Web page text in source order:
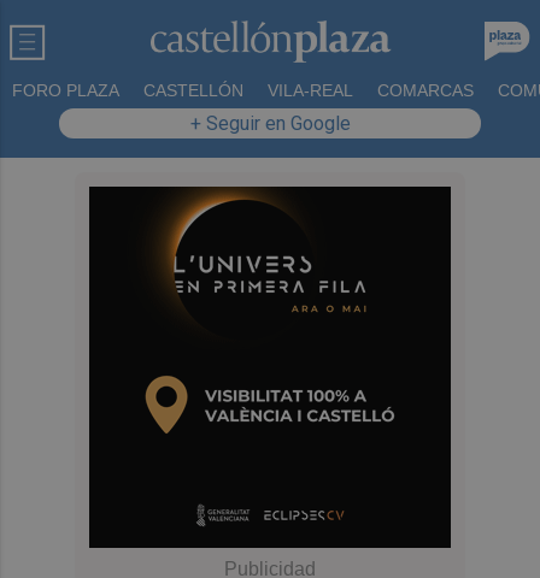
FORO PLAZA CASTELLÓN VILA-REAL COMARCAS
+ Seguir en Google